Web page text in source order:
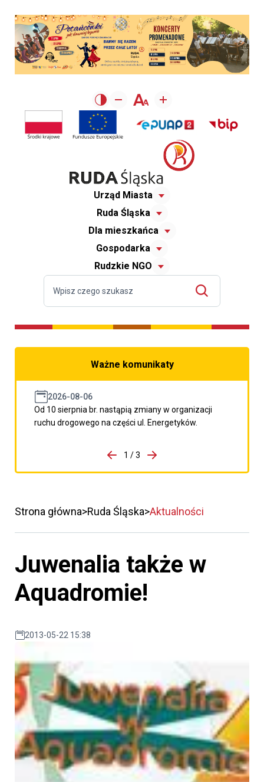
Urząd Miasta
Ruda Śląska
Dla mieszkańca
Gospodarka
Rudzkie NGO
Ważne komunikaty
2026-08-06
Od 10 sierpnia br. nastąpią zmiany w organizacji
ruchu drogowego na części ul. Energetyków.
porzpedniego komunikatu
1 / 3
Przejdź do następnego
Strona główna Ruda Śląska Aktualności
Juwenalia także w
Aquadromie!
2013-05-22 15:38